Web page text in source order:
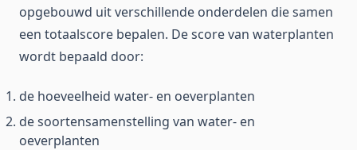
opgebouwd uit verschillende onderdelen die samen
een totaalscore bepalen. De score van waterplanten
wordt bepaald door:
de hoeveelheid water- en oeverplanten
de soortensamenstelling van water- en
oeverplanten